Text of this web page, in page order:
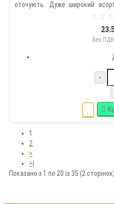
оточують. Дуже широкий
дозволить підібрати такі
Оздоблюйте гаджети,
Без
-
1
2
>
>|
Показано з 1 по 20 із 35 (2 сторінок)